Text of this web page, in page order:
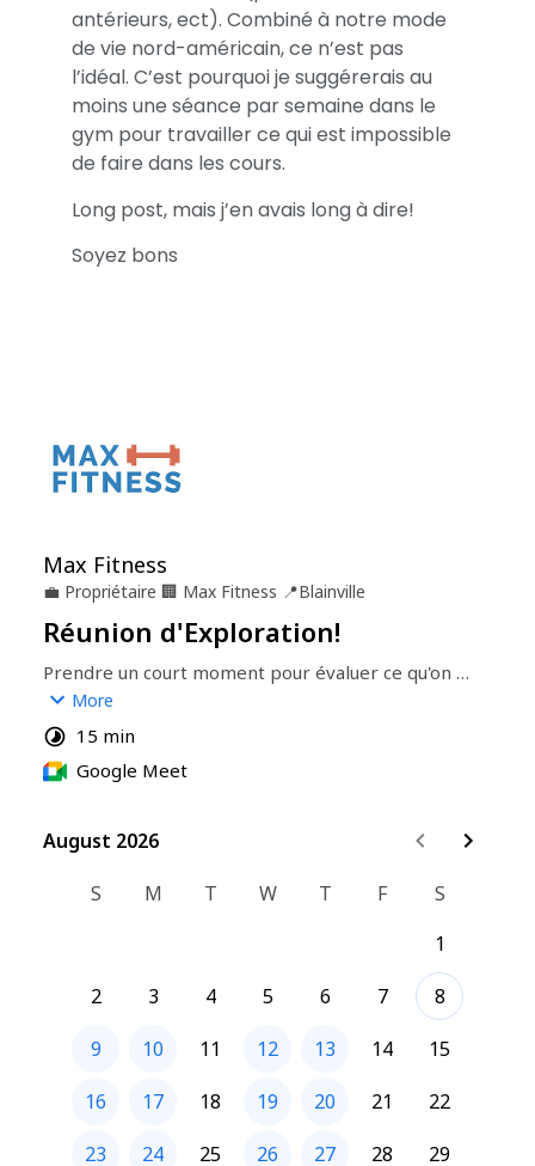
antérieurs, ect). Combiné à notre mode
de vie nord-américain, ce n’est pas
l’idéal. C’est pourquoi je suggérerais au
moins une séance par semaine dans le
gym pour travailler ce qui est impossible
de faire dans les cours.
Long post, mais j’en avais long à dire!
Soyez bons